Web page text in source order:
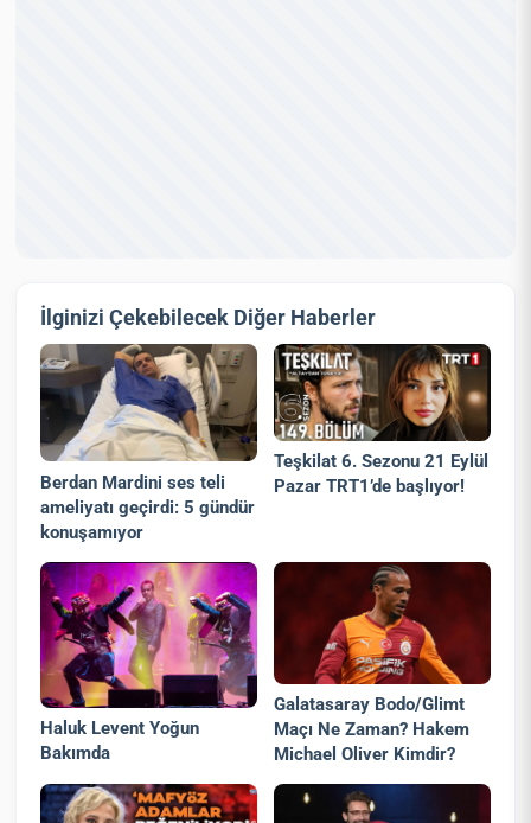
İlginizi Çekebilecek Diğer Haberler
Berdan Mardini ses teli
ameliyatı geçirdi: 5 gündür
konuşamıyor
Teşkilat 6. Sezonu 21 Eylül
Pazar TRT1’de başlıyor!
Haluk Levent Yoğun
Bakımda
Galatasaray Bodo/Glimt
Maçı Ne Zaman? Hakem
Michael Oliver Kimdir?